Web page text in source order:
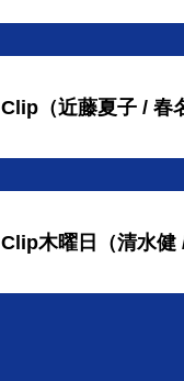
Clip（近藤夏子 / 春
Clip木曜日（清水健